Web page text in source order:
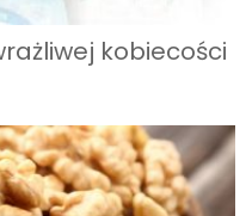
kobiecości